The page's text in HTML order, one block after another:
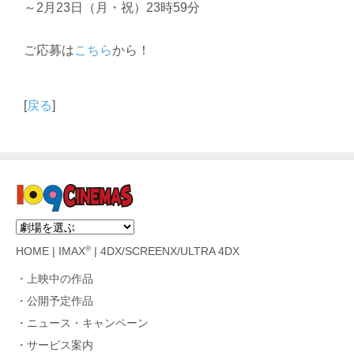
～2月23日（月・祝）23時59分
ご応募はこちらから！
[戻る]
HOME IMAX®| 4DX/SCREENX/ULTRA 4DX
上映中の作品
公開予定作品
ニュース・キャンペーン
サービス案内